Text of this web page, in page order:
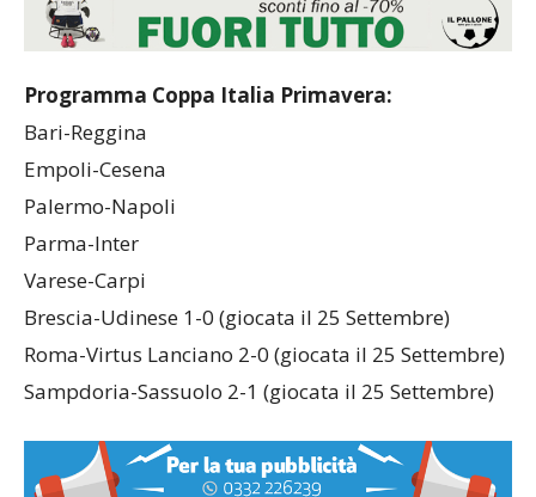
Programma Coppa Italia Primavera:
Bari-Reggina
Empoli-Cesena
Palermo-Napoli
Parma-Inter
Varese-Carpi
Brescia-Udinese 1-0 (giocata il 25 Settembre)
Roma-Virtus Lanciano 2-0 (giocata il 25 Settembre)
Sampdoria-Sassuolo 2-1 (giocata il 25 Settembre)